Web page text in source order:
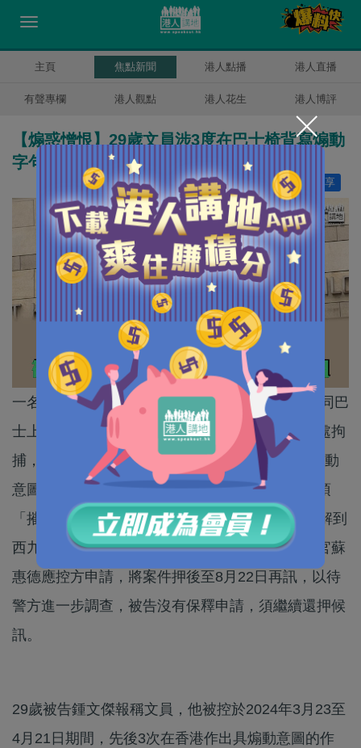
主頁 焦點新聞 港人點播 港人直播
有聲專欄 港人觀點 港人花生 港人博評
【煽惑憎恨】29歲文員涉3度在巴士椅背寫煽動
字句 被控違第23條須還押至8.22再訊
分享
讚好 11
一名29歲男文員涉嫌於今年3月至4月期間，在不同巴
士上的椅背寫上有煽動意圖的字句，日前遭國安處拘
捕，被控以《維護國家安全條例》下3項「出於煽動
意圖作出一項或多項具煽動意圖的作為」罪及兩項
「摧毀或損壞財產」罪，今日下午（25日）被押解到
西九龍裁判法院提堂。國安法指定法官、總裁判官蘇
惠德應控方申請，將案件押後至8月22日再訊，以待
警方進一步調查，被告沒有保釋申請，須繼續還押候
訊。
29歲被告鍾文傑報稱文員，他被控於2024年3月23至
4月21日期間，先後3次在香港作出具煽動意圖的作